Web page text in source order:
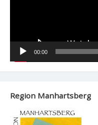
00:00
Region Manhartsberg